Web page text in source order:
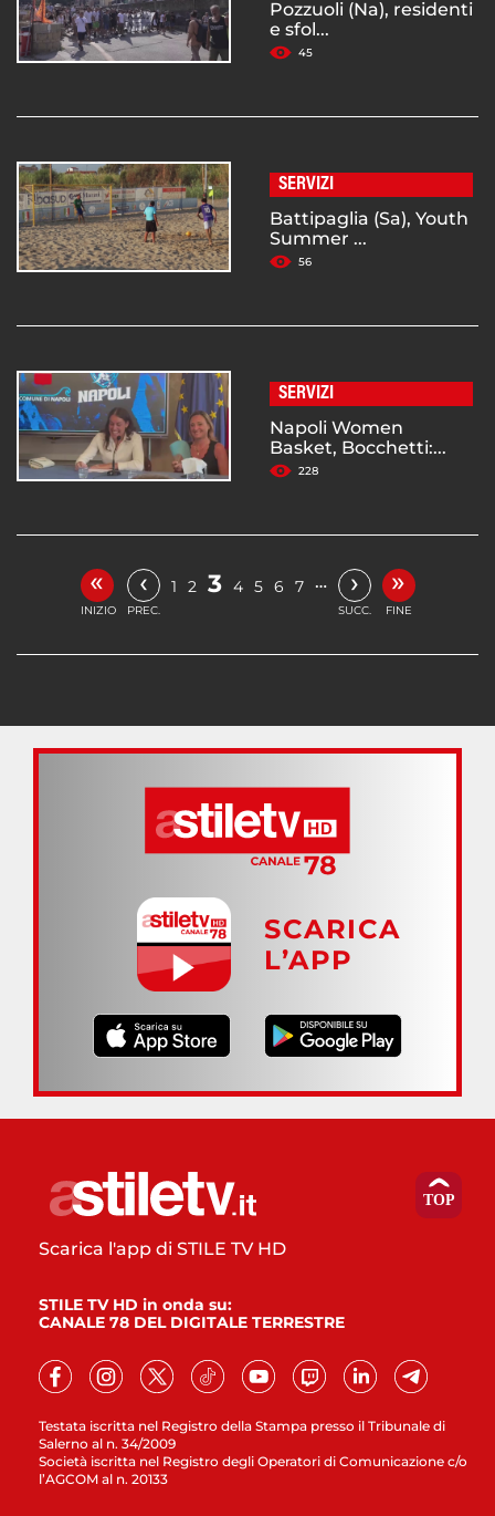
Pozzuoli (Na), residenti
e sfol...
45
SERVIZI
Battipaglia (Sa), Youth
Summer ...
56
SERVIZI
Napoli Women
Basket, Bocchetti:...
228
«
INIZIO
‹
PREC.
1 2 3 4 5 6 7 … ›
SUCC.
»
FINE
SCARICA
L’APP
Testata iscritta nel Registro della Stampa presso il Tribunale di
Salerno al n. 34/2009
Società iscritta nel Registro degli Operatori di Comunicazione c/o
l’AGCOM al n. 20133
Scarica l'app di STILE TV HD
STILE TV HD in onda su:
CANALE 78 DEL DIGITALE TERRESTRE